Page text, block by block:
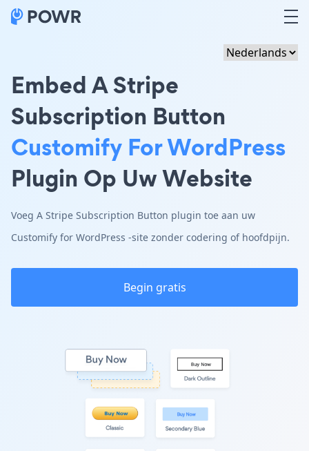
Embed A Stripe
Subscription Button
Customify For WordPress
Plugin Op Uw Website
Voeg A Stripe Subscription Button plugin toe aan uw
Customify for WordPress -site zonder codering of hoofdpijn.
Begin gratis